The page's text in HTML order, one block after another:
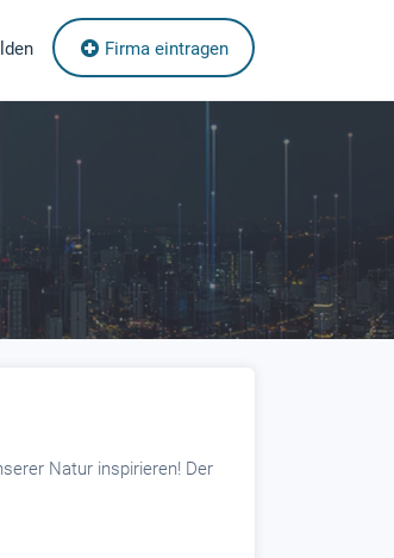
Firma eintragen
Natur inspirieren! Der